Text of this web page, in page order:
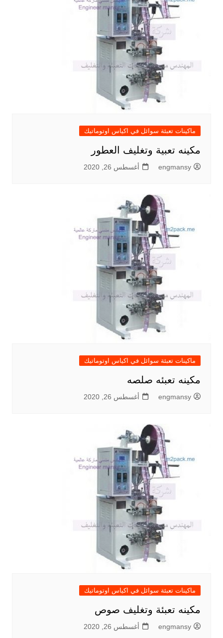
ماكينات تعبئة سوائل في اكياس اوتوماتيك
مكينه تعبية وتغليف العطور
engmansy أغسطس 26, 2020
ماكينات تعبئة سوائل في اكياس اوتوماتيك
مكينه تعبئه صلصه
engmansy أغسطس 26, 2020
ماكينات تعبئة سوائل في اكياس اوتوماتيك
مكينه تعبئة وتغليف صوص
engmansy أغسطس 26, 2020